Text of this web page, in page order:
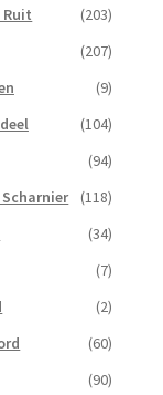
Ruit
(203)
(207)
(9)
(104)
(94)
(118)
(34)
(7)
(2)
(60)
(90)